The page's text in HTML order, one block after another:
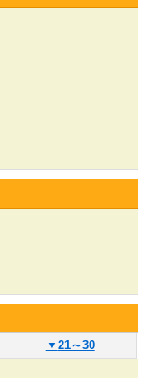
▼ 21～30